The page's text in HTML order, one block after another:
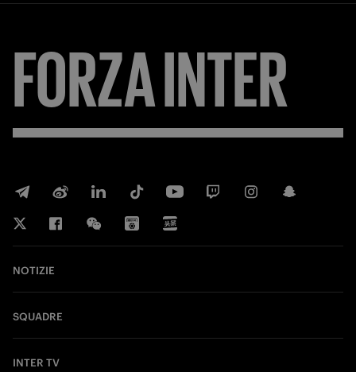
FORZAINTER
NOTIZIE
SQUADRE
INTER TV